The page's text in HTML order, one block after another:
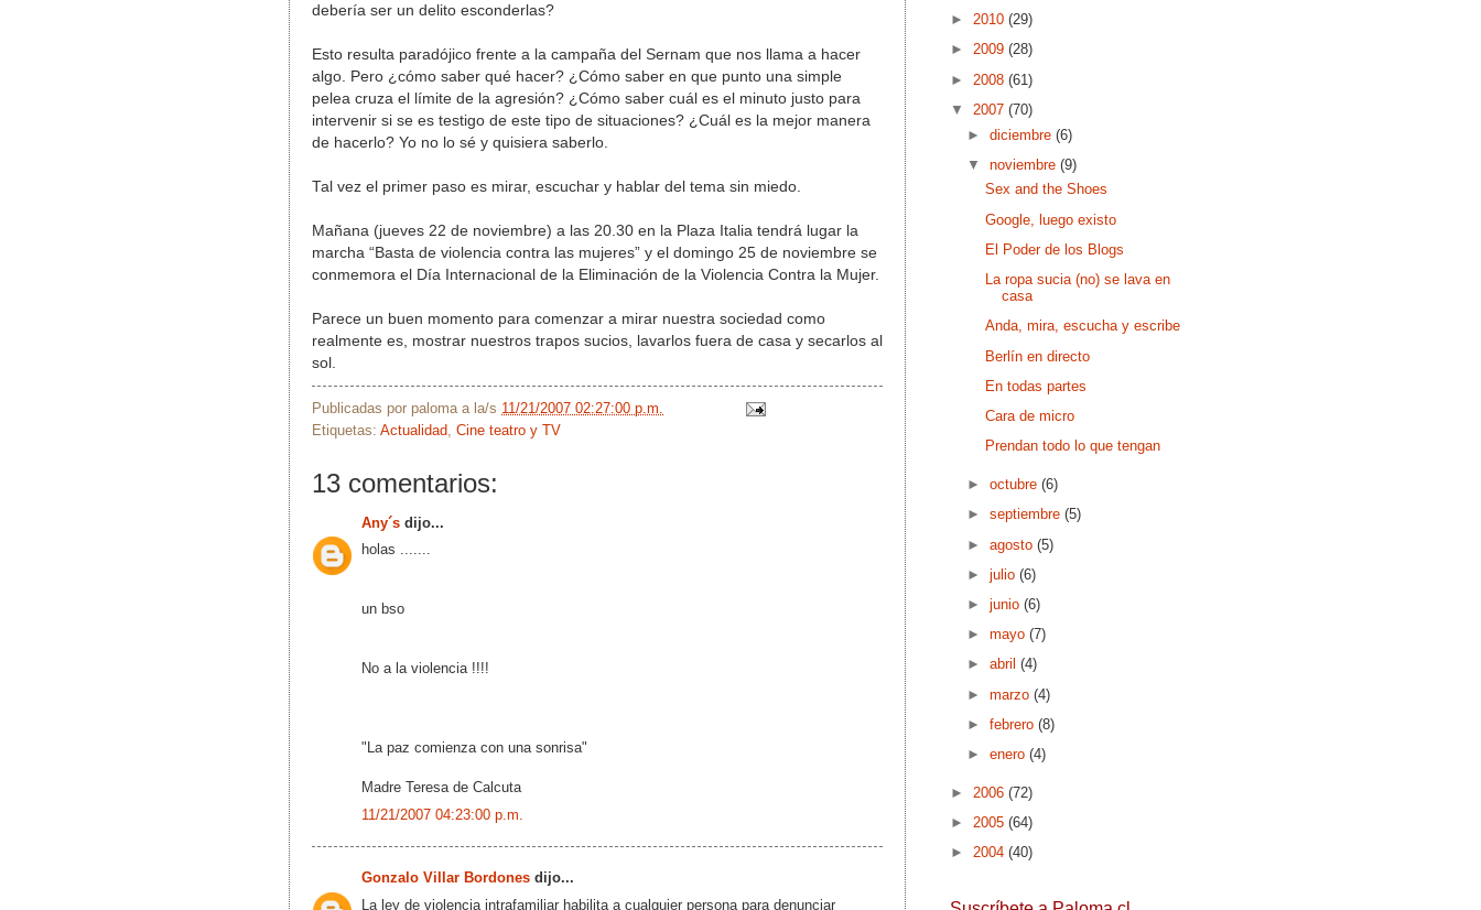
debería ser un delito esconderlas?
Esto resulta paradójico frente a la campaña del Sernam que nos llama a hacer
algo. Pero ¿cómo saber qué hacer? ¿Cómo saber en que punto una simple
pelea cruza el límite de la agresión? ¿Cómo saber cuál es el minuto justo para
intervenir si se es testigo de este tipo de situaciones? ¿Cuál es la mejor manera
de hacerlo? Yo no lo sé y quisiera saberlo.
Tal vez el primer paso es mirar, escuchar y hablar del tema sin miedo.
Mañana (jueves 22 de noviembre) a las 20.30 en la Plaza Italia tendrá lugar la
marcha “Basta de violencia contra las mujeres” y el domingo 25 de noviembre se
conmemora el Día Internacional de la Eliminación de la Violencia Contra la Mujer.
Parece un buen momento para comenzar a mirar nuestra sociedad como
realmente es, mostrar nuestros trapos sucios, lavarlos fuera de casa y secarlos al
sol.
Publicadas por paloma a la/s 11/21/2007 02:27:00 p.m.
Etiquetas: Actualidad Cine teatro y TV
13 comentarios:
Any´s dijo...
holas .......
un bso
No a la violencia !!!!
"La paz comienza con una sonrisa"
Madre Teresa de Calcuta
11/21/2007 04:23:00 p.m.
Gonzalo Villar Bordones dijo...
La ley de violencia intrafamiliar habilita a cualquier persona para denunciar
► 2010 (29)
► 2009 (28)
► 2008 (61)
▼ 2007 (70)
►diciembre(6)
▼noviembre(9)
Sex and the Shoes
Google, luego existo
El Poder de los Blogs
La ropa sucia (no) se lava en
casa
Anda, mira, escucha y escribe
Berlín en directo
En todas partes
Cara de micro
Prendan todo lo que tengan
►octubre(6)
►septiembre(5)
►agosto(5)
►julio(6)
►junio(6)
►mayo(7)
►abril(4)
►marzo(4)
►febrero(8)
►enero(4)
► 2006 (72)
► 2005 (64)
► 2004 (40)